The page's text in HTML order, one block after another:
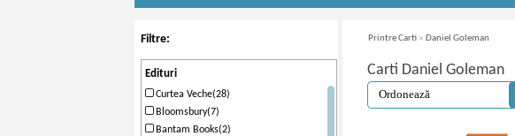
Filtre:
Edituri
Curtea Veche(28)
Bloomsbury(7)
Bantam Books(2)
Printre Carti » Daniel Goleman
Carti Daniel Goleman